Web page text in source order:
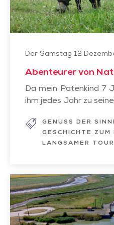
Der Samstag 12
Abenteurer von
Da mein Patenkind 7
ihm jedes Jahr zu
GENUSS DER
GESCHICHTE ZUM
LANGSAMER
Zeitreise
im
Marais
poitevin